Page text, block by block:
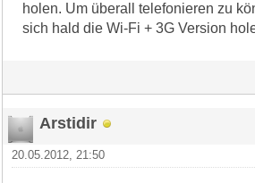
holen. Um überall telefonieren zu
sich hald die Wi-Fi + 3G Version
Arstidir
20.05.2012, 21:50